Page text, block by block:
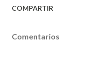
COMPARTIR
Comentarios